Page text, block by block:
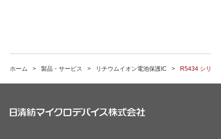
ホーム 製品・サービス リチウムイオン電池保護IC R5434 シリー